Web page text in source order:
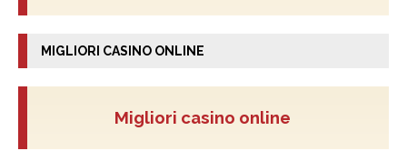
MIGLIORI CASINO ONLINE
Migliori casino online